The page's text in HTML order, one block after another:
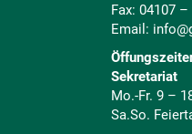
Fax: 04107 –
Email:
Sekretariat
Mo.-Fr. 9 –
Sa.So.